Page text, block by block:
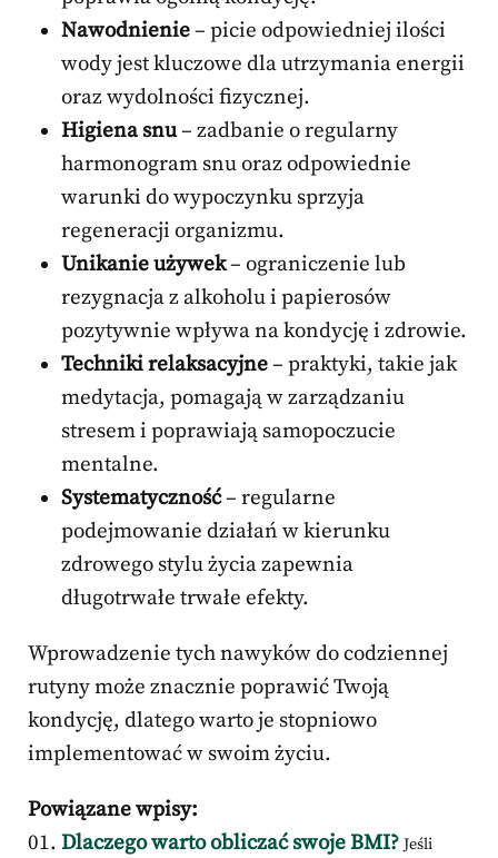
Nawodnienie– picie odpowiedniej ilości
wody jest kluczowe dla utrzymania energii
oraz wydolności fizycznej.
Higiena snu– zadbanie o regularny
harmonogram snu oraz odpowiednie
warunki do wypoczynku sprzyja
regeneracji organizmu.
Unikanie używek– ograniczenie lub
rezygnacja z alkoholu i papierosów
pozytywnie wpływa na kondycję i zdrowie.
Techniki relaksacyjne– praktyki, takie jak
medytacja, pomagają w zarządzaniu
stresem i poprawiają samopoczucie
mentalne.
Systematyczność– regularne
podejmowanie działań w kierunku
zdrowego stylu życia zapewnia
długotrwałe trwałe efekty.
Wprowadzenie tych nawyków do codziennej
rutyny może znacznie poprawić Twoją
kondycję, dlatego warto je stopniowo
implementować w swoim życiu.
Powiązane wpisy:
Dlaczego warto obliczać swoje BMI? Jeśli